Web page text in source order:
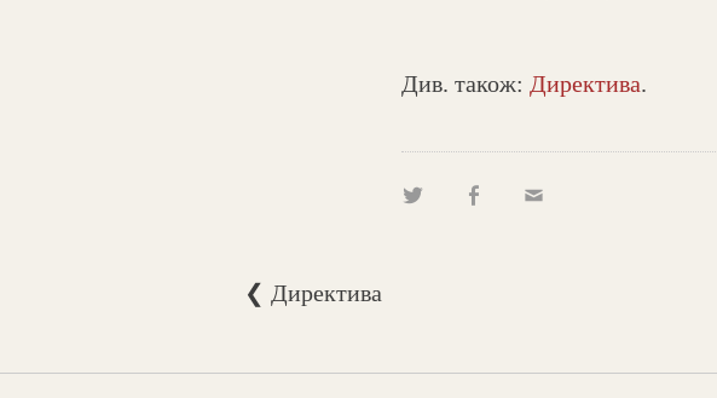
Див. також: Директива.
❮ Директива